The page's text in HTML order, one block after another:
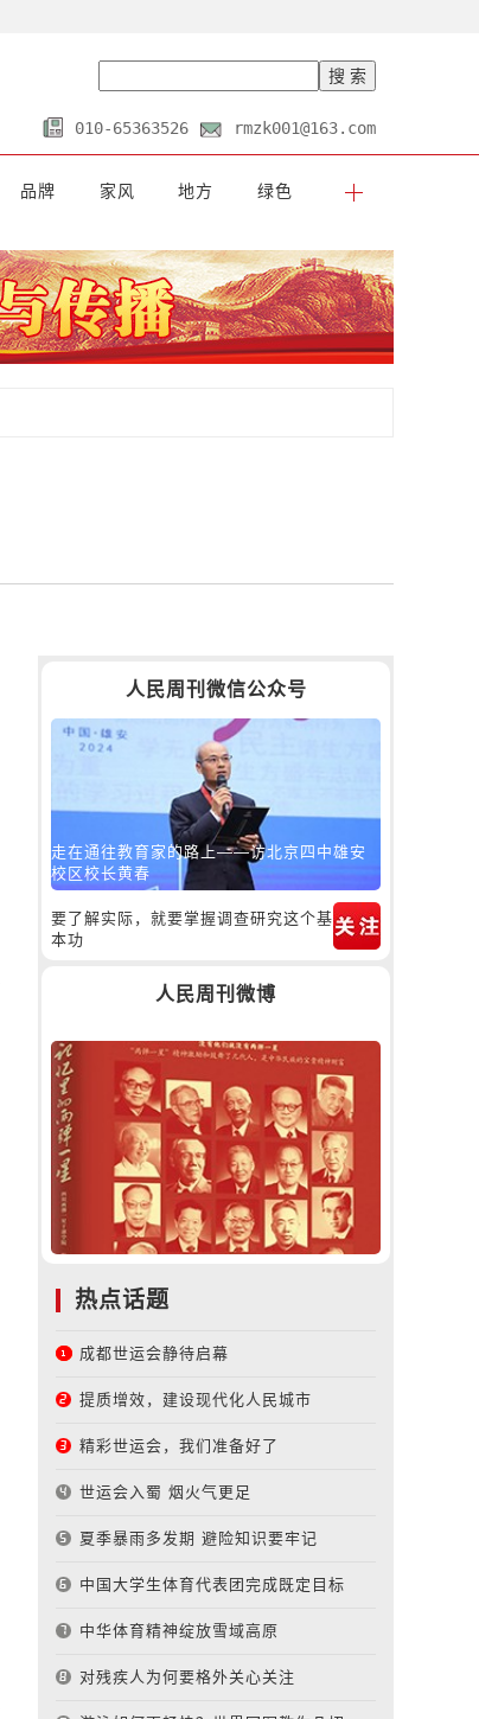
010-65363526 rmzk001@163.com
品牌 家风 地方 绿色
人民周刊微信公众号
走在通往教育家的路上——访北京四中雄安
校区校长黄春
要了解实际，就要掌握调查研究这个基
本功
人民周刊微博
热点话题
成都世运会静待启幕
提质增效，建设现代化人民城市
精彩世运会，我们准备好了
世运会入蜀 烟火气更足
夏季暴雨多发期 避险知识要牢记
中国大学生体育代表团完成既定目标
中华体育精神绽放雪域高原
对残疾人为何要格外关心关注